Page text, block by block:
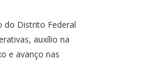
do Distrito Federal
auxílio na
e avanço nas